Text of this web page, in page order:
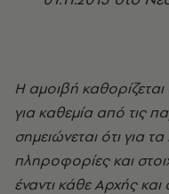
Η αμοιβή
για καθεμία από τις
σημειώνεται ότι
πληροφορίες και
έναντι κάθε Αρχής